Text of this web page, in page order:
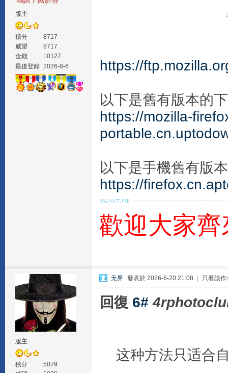
版主
積分
8717
威望
8717
金錢
10127
最後登錄 2026-8-6 https://
以下是舊有版本的
https://mozilla-
以下是手機舊有版
https://
歡迎大家
版主
積分
5079
无界 發表於 2026-6-20 21:08 只看該作
回復 6#
这种方法只适合